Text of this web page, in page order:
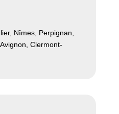
Nîmes, Perpignan,
Clermont-